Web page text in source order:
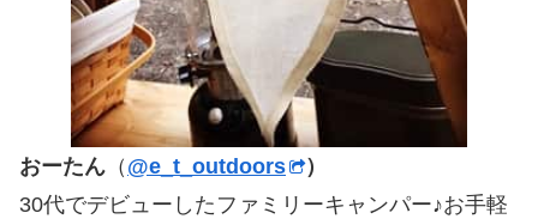
おーたん （ @e_t_outdoors
）
30代でデビューしたファミリーキャンパー♪お手軽